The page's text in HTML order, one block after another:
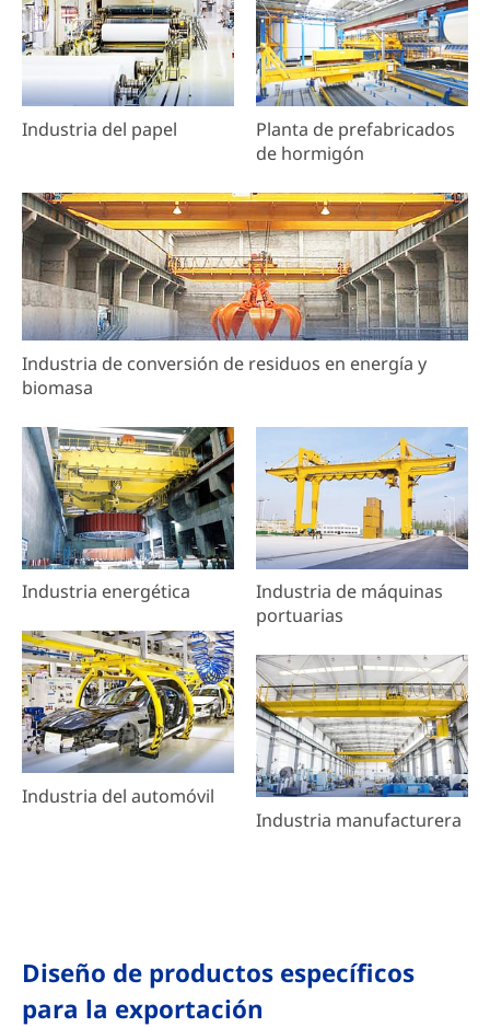
Industria del papel
Planta de prefabricados
de hormigón
Industria de conversión de residuos en energía y
biomasa
Industria energética
Industria de máquinas
portuarias
Industria del automóvil
Industria manufacturera
Diseño de productos específicos
para la exportación